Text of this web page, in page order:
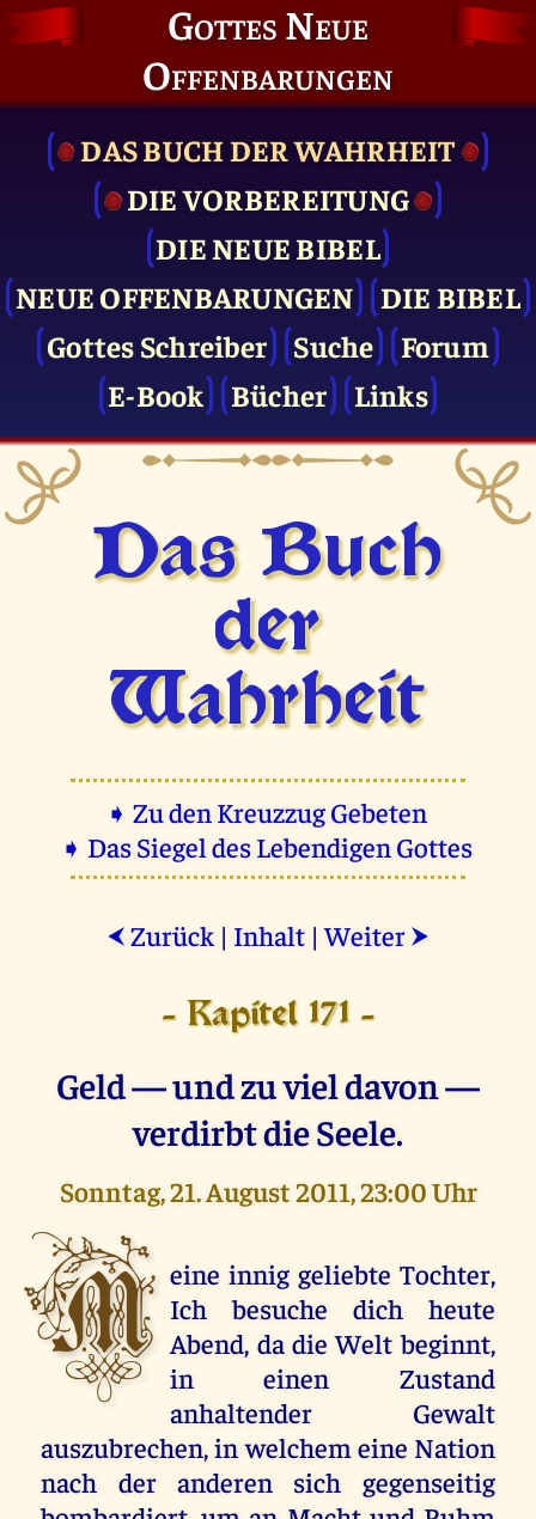
Gottes Neue
Offenbarungen
DAS BUCH DER WAHRHEIT
DIE VOR­BEREITUNG
DIE NEUE BIBEL
NEUE OFFENBARUNGEN
DIE BIBEL
Gottes Schreiber
Suche
Forum
E-Book
Bücher Links
Das Buch
der
Wahrheit
➧ Zu den Kreuzzug Gebeten
➧ Das Siegel des Lebendigen Gottes
⮜ Zurück | Inhalt |Weiter ⮞
- Kapitel 171 -
Geld — und zu viel davon —
verdirbt die Seele.
Sonntag, 21. August 2011, 23:00 Uhr
M eine innig geliebte Tochter,
Ich besuche dich heute
Abend, da die Welt beginnt,
in einen Zustand
anhaltender Gewalt
auszubrechen, in welchem eine Nation
nach der anderen sich gegenseitig